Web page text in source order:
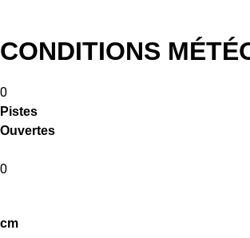
CONDITIONS
0
Pistes
Ouvertes
0
cm